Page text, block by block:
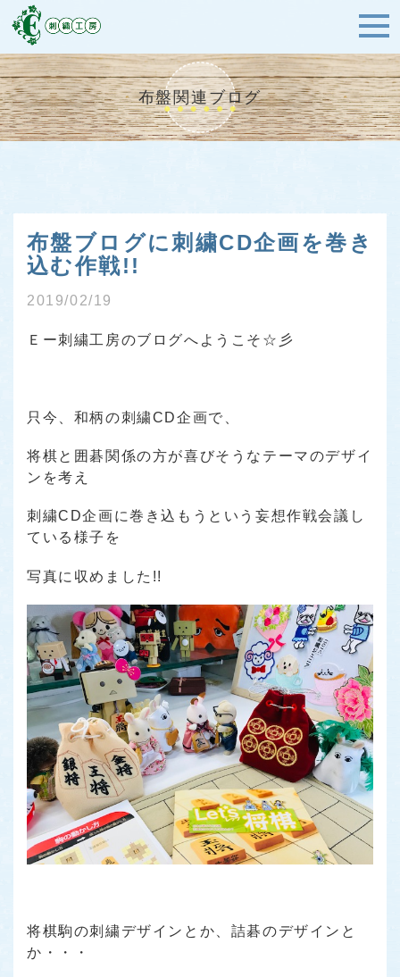
布盤関連ブログ
布盤ブログに刺繍CD企画を巻き
込む作戦!!
2019/02/19
Ｅー刺繍工房のブログへようこそ☆彡
只今、和柄の刺繍CD企画で、
将棋と囲碁関係の方が喜びそうなテーマのデザイ
ンを考え
刺繍CD企画に巻き込もうという妄想作戦会議し
ている様子を
写真に収めました!!
将棋駒の刺繍デザインとか、詰碁のデザインと
か・・・